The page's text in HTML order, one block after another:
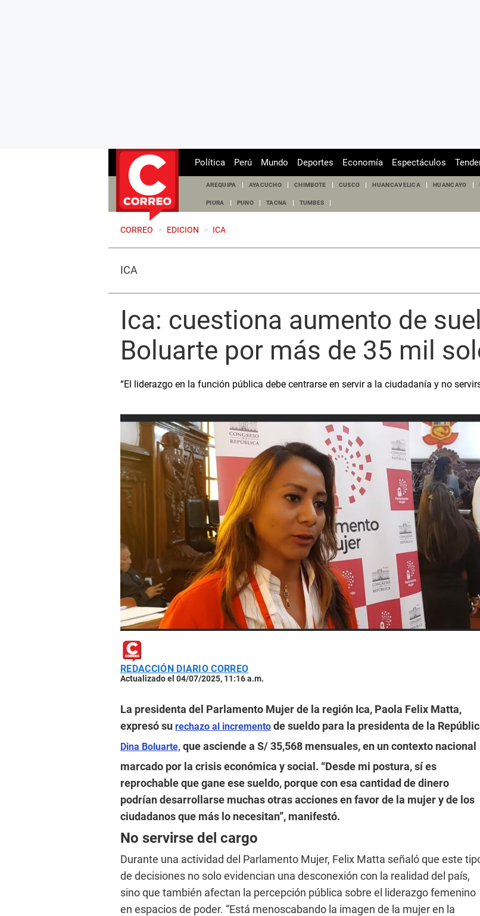
Política Perú Mundo Deportes Economía Espectáculos
AREQUIPA AYACUCHO CHIMBOTE CUSCO HUANCAVELICA HUANCAYO
PIURA PUNO TACNA TUMBES
CORREO > EDICION > ICA
ICA
Ica: cuestiona aumento de
Boluarte por más de 35 mil
“El liderazgo en la función pública debe centrarse en servir a la ciudadanía y no
REDACCIÓN DIARIO CORREO
Actualizado el 04/07/2025, 11:16 a.m.
La presidenta del Parlamento Mujer de la región Ica, Paola Felix Matta,
expresó su rechazo al incremento de sueldo para la presidenta de la
Dina Boluarte, que asciende a S/ 35,568 mensuales, en un contexto nacional
marcado por la crisis económica y social. “Desde mi postura, sí es
reprochable que gane ese sueldo, porque con esa cantidad de dinero
podrían desarrollarse muchas otras acciones en favor de la mujer y de los
ciudadanos que más lo necesitan”, manifestó.
No servirse del cargo
Durante una actividad del Parlamento Mujer, Felix Matta señaló que este
de decisiones no solo evidencian una desconexión con la realidad del país,
sino que también afectan la percepción pública sobre el liderazgo femenino
en espacios de poder. “Está menoscabando la imagen de la mujer en la